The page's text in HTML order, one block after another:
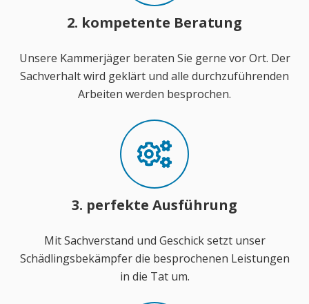
2. kompetente Beratung
Unsere Kammerjäger beraten Sie gerne vor Ort. Der
Sachverhalt wird geklärt und alle durchzuführenden
Arbeiten werden besprochen.
3. perfekte Ausführung
Mit Sachverstand und Geschick setzt unser
Schädlingsbekämpfer die besprochenen Leistungen
in die Tat um.